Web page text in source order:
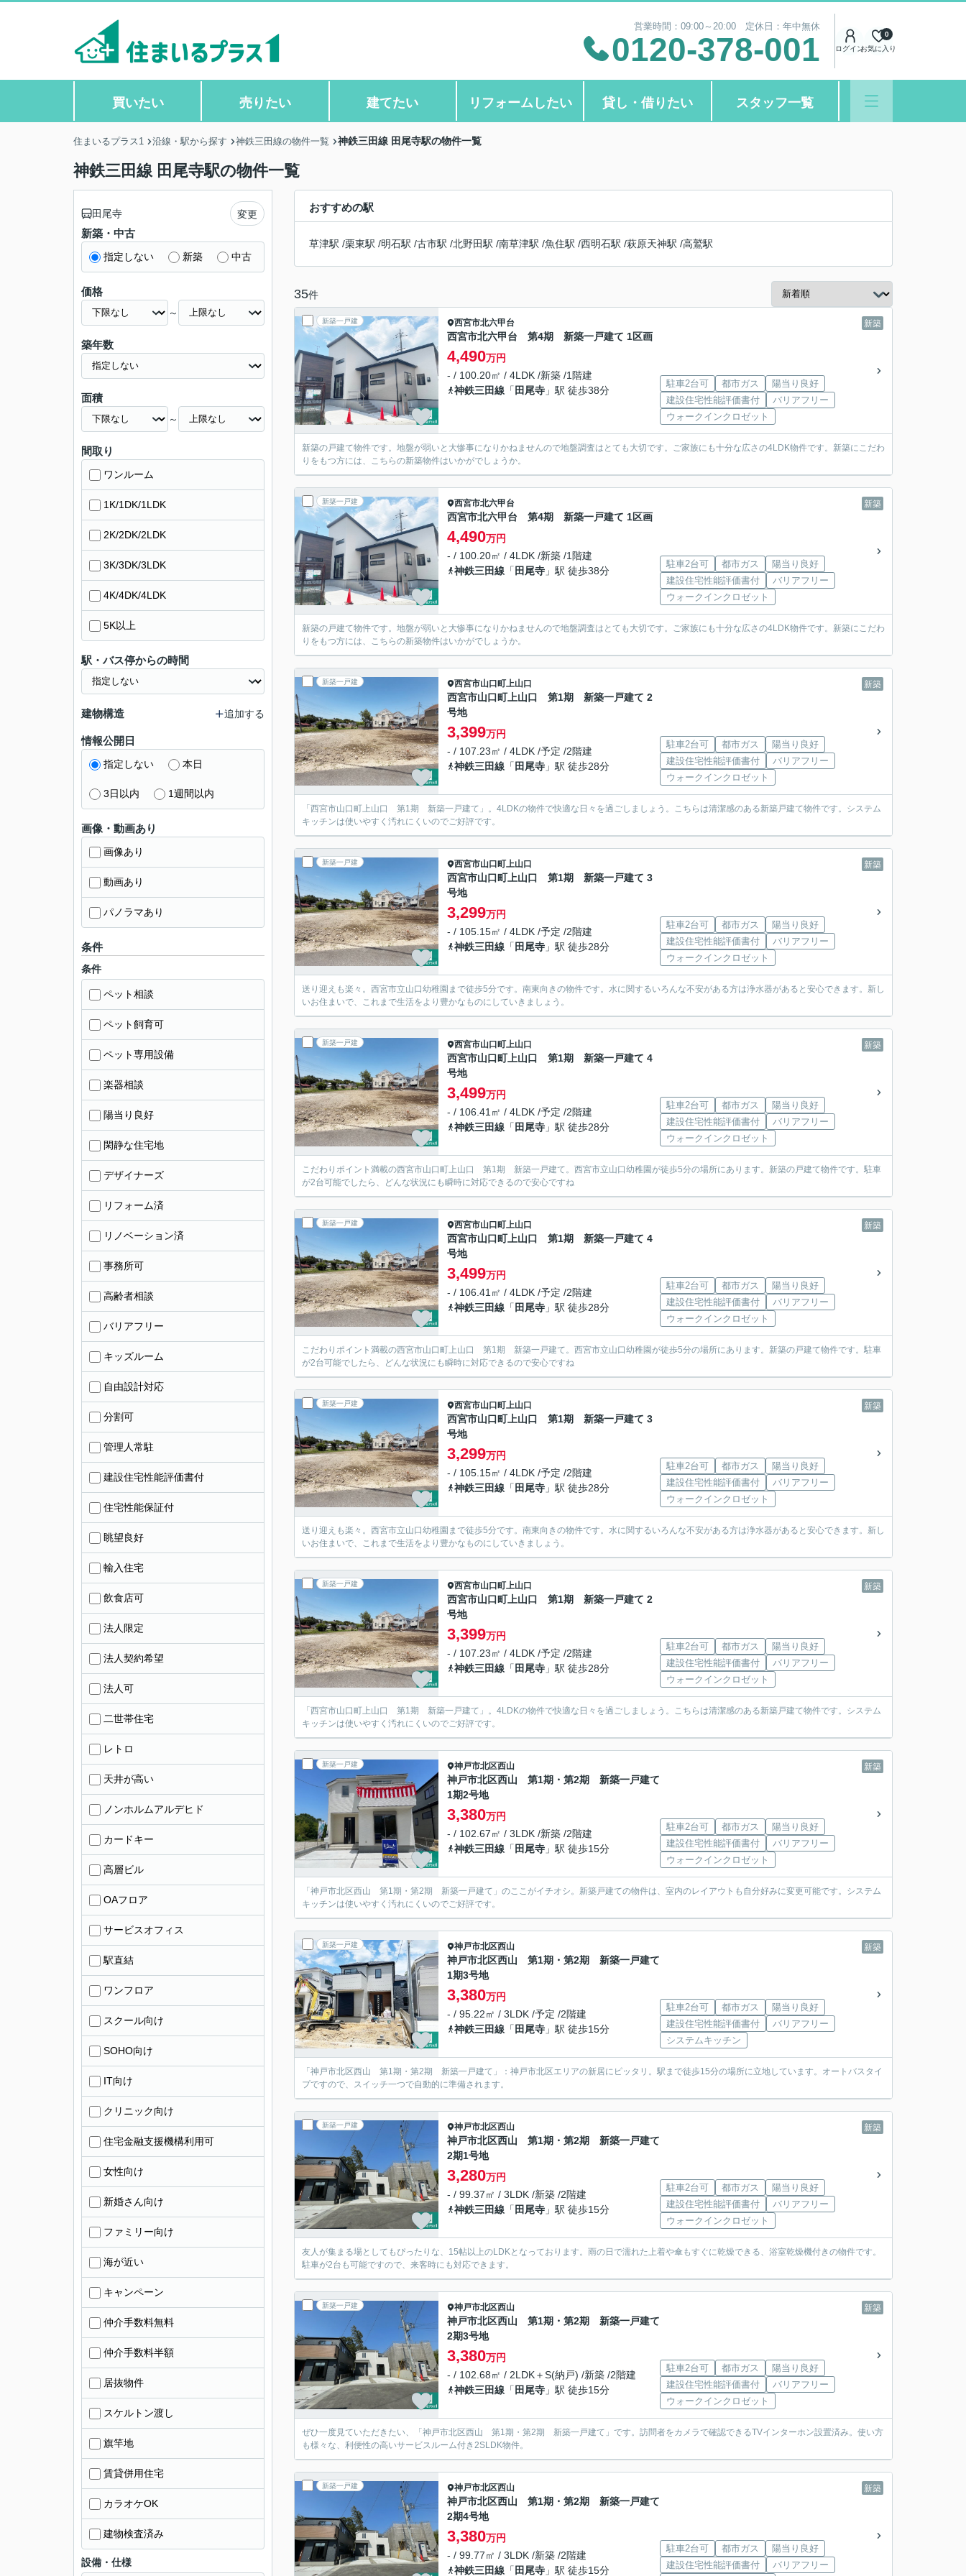
営業時間：09:00～20:00 定休日：年中無休
0120-378-001 ログインお気に入り
0
買いたい 売りたい 建てたい リフォームしたい 貸し・借りたい スタッフ一覧
住まいるプラス1 沿線・駅から探す 神鉄三田線の物件一覧 神鉄三田線 田尾寺駅の物件一覧
神鉄三田線 田尾寺駅の物件一覧
おすすめの駅
草津駅 /栗東駅 /明石駅 /古市駅 /北野田駅 /南草津駅 /魚住駅 /西明石駅 /萩原天神駅 /高鷲駅
35件
新築一戸建 新築
西宮市北六甲台
西宮市北六甲台 第4期 新築一戸建て 1区画
4,490万円
- / 100.20㎡ / 4LDK /新築 /1階建
神鉄三田線 「 田尾寺 」駅 徒歩38分
駐車2台可 都市ガス
陽当り良好
建設住宅性能評価書付
バリアフリー
ウォークインクロゼット
新築の戸建て物件です。地盤が弱いと大惨事になりかねませんので地盤調査はとても大切です。ご家族にも十分な広さの4LDK物件です。新築にこだわ
りをもつ方には、こちらの新築物件はいかがでしょうか。
新築一戸建 新築
西宮市北六甲台
西宮市北六甲台 第4期 新築一戸建て 1区画
4,490万円
- / 100.20㎡ / 4LDK /新築 /1階建
神鉄三田線 「 田尾寺 」駅 徒歩38分
駐車2台可 都市ガス
陽当り良好
建設住宅性能評価書付
バリアフリー
ウォークインクロゼット
新築の戸建て物件です。地盤が弱いと大惨事になりかねませんので地盤調査はとても大切です。ご家族にも十分な広さの4LDK物件です。新築にこだわ
りをもつ方には、こちらの新築物件はいかがでしょうか。
新築一戸建 新築
西宮市山口町上山口
西宮市山口町上山口 第1期 新築一戸建て 2
号地
3,399万円
- / 107.23㎡ / 4LDK /予定 /2階建
神鉄三田線 「 田尾寺 」駅 徒歩28分
駐車2台可 都市ガス
陽当り良好
建設住宅性能評価書付
バリアフリー
ウォークインクロゼット
「西宮市山口町上山口 第1期 新築一戸建て」。4LDKの物件で快適な日々を過ごしましょう。こちらは清潔感のある新築戸建て物件です。システム
キッチンは使いやすく汚れにくいのでご好評です。
新築一戸建 新築
西宮市山口町上山口
西宮市山口町上山口 第1期 新築一戸建て 3
号地
3,299万円
- / 105.15㎡ / 4LDK /予定 /2階建
神鉄三田線 「 田尾寺 」駅 徒歩28分
駐車2台可 都市ガス
陽当り良好
建設住宅性能評価書付
バリアフリー
ウォークインクロゼット
送り迎えも楽々。西宮市立山口幼稚園まで徒歩5分です。南東向きの物件です。水に関するいろんな不安がある方は浄水器があると安心できます。新し
いお住まいで、これまで生活をより豊かなものにしていきましょう。
新築一戸建 新築
西宮市山口町上山口
西宮市山口町上山口 第1期 新築一戸建て 4
号地
3,499万円
- / 106.41㎡ / 4LDK /予定 /2階建
神鉄三田線 「 田尾寺 」駅 徒歩28分
駐車2台可 都市ガス
陽当り良好
建設住宅性能評価書付
バリアフリー
ウォークインクロゼット
こだわりポイント満載の西宮市山口町上山口 第1期 新築一戸建て。西宮市立山口幼稚園が徒歩5分の場所にあります。新築の戸建て物件です。駐車
が2台可能でしたら、どんな状況にも瞬時に対応できるので安心ですね
新築一戸建 新築
西宮市山口町上山口
西宮市山口町上山口 第1期 新築一戸建て 4
号地
3,499万円
- / 106.41㎡ / 4LDK /予定 /2階建
神鉄三田線 「 田尾寺 」駅 徒歩28分
駐車2台可 都市ガス
陽当り良好
建設住宅性能評価書付
バリアフリー
ウォークインクロゼット
こだわりポイント満載の西宮市山口町上山口 第1期 新築一戸建て。西宮市立山口幼稚園が徒歩5分の場所にあります。新築の戸建て物件です。駐車
が2台可能でしたら、どんな状況にも瞬時に対応できるので安心ですね
新築一戸建 新築
西宮市山口町上山口
西宮市山口町上山口 第1期 新築一戸建て 3
号地
3,299万円
- / 105.15㎡ / 4LDK /予定 /2階建
神鉄三田線 「 田尾寺 」駅 徒歩28分
駐車2台可 都市ガス
陽当り良好
建設住宅性能評価書付
バリアフリー
ウォークインクロゼット
送り迎えも楽々。西宮市立山口幼稚園まで徒歩5分です。南東向きの物件です。水に関するいろんな不安がある方は浄水器があると安心できます。新し
いお住まいで、これまで生活をより豊かなものにしていきましょう。
新築一戸建 新築
西宮市山口町上山口
西宮市山口町上山口 第1期 新築一戸建て 2
号地
3,399万円
- / 107.23㎡ / 4LDK /予定 /2階建
神鉄三田線 「 田尾寺 」駅 徒歩28分
駐車2台可 都市ガス
陽当り良好
建設住宅性能評価書付
バリアフリー
ウォークインクロゼット
「西宮市山口町上山口 第1期 新築一戸建て」。4LDKの物件で快適な日々を過ごしましょう。こちらは清潔感のある新築戸建て物件です。システム
キッチンは使いやすく汚れにくいのでご好評です。
新築一戸建 新築
神戸市北区西山
神戸市北区西山 第1期・第2期 新築一戸建て
1期2号地
3,380万円
- / 102.67㎡ / 3LDK /新築 /2階建
神鉄三田線 「 田尾寺 」駅 徒歩15分
駐車2台可 都市ガス
陽当り良好
建設住宅性能評価書付
バリアフリー
ウォークインクロゼット
「神戸市北区西山 第1期・第2期 新築一戸建て」のここがイチオシ。新築戸建ての物件は、室内のレイアウトも自分好みに変更可能です。システム
キッチンは使いやすく汚れにくいのでご好評です。
新築一戸建 新築
神戸市北区西山
神戸市北区西山 第1期・第2期 新築一戸建て
1期3号地
3,380万円
- / 95.22㎡ / 3LDK /予定 /2階建
神鉄三田線 「 田尾寺 」駅 徒歩15分
駐車2台可 都市ガス
陽当り良好
建設住宅性能評価書付
バリアフリー
システムキッチン
「神戸市北区西山 第1期・第2期 新築一戸建て」：神戸市北区エリアの新居にピッタリ。駅まで徒歩15分の場所に立地しています。オートバスタイ
プですので、スイッチ一つで自動的に準備されます。
新築一戸建 新築
神戸市北区西山
神戸市北区西山 第1期・第2期 新築一戸建て
2期1号地
3,280万円
- / 99.37㎡ / 3LDK /新築 /2階建
神鉄三田線 「 田尾寺 」駅 徒歩15分
駐車2台可 都市ガス
陽当り良好
建設住宅性能評価書付
バリアフリー
ウォークインクロゼット
友人が集まる場としてもぴったりな、15帖以上のLDKとなっております。雨の日で濡れた上着や傘もすぐに乾燥できる、浴室乾燥機付きの物件です。
駐車が2台も可能ですので、来客時にも対応できます。
新築一戸建 新築
神戸市北区西山
神戸市北区西山 第1期・第2期 新築一戸建て
2期3号地
3,380万円
- / 102.68㎡ / 2LDK＋S(納戸) /新築 /2階建
神鉄三田線 「 田尾寺 」駅 徒歩15分
駐車2台可 都市ガス
陽当り良好
建設住宅性能評価書付
バリアフリー
ウォークインクロゼット
ぜひ一度見ていただきたい、「神戸市北区西山 第1期・第2期 新築一戸建て」です。訪問者をカメラで確認できるTVインターホン設置済み。使い方
も様々な、利便性の高いサービスルーム付き2SLDK物件。
新築一戸建 新築
神戸市北区西山
神戸市北区西山 第1期・第2期 新築一戸建て
2期4号地
3,380万円
- / 99.77㎡ / 3LDK /新築 /2階建
神鉄三田線 「 田尾寺 」駅 徒歩15分
駐車2台可 都市ガス
陽当り良好
建設住宅性能評価書付
バリアフリー
田尾寺 変更
新築・中古
指定しない 新築 中古
価格
～
築年数
面積
～
間取り
ワンルーム
1K/1DK/1LDK
2K/2DK/2LDK
3K/3DK/3LDK
4K/4DK/4LDK
5K以上
駅・バス停からの時間
建物構造 追加する
情報公開日
指定しない 本日
3日以内 1週間以内
画像・動画あり
画像あり
動画あり
パノラマあり
条件
条件
ペット相談
ペット飼育可
ペット専用設備
楽器相談
陽当り良好
閑静な住宅地
デザイナーズ
リフォーム済
リノベーション済
事務所可
高齢者相談
バリアフリー
キッズルーム
自由設計対応
分割可
管理人常駐
建設住宅性能評価書付
住宅性能保証付
眺望良好
輸入住宅
飲食店可
法人限定
法人契約希望
法人可
二世帯住宅
レトロ
天井が高い
ノンホルムアルデヒド
カードキー
高層ビル
OAフロア
サービスオフィス
駅直結
ワンフロア
スクール向け
SOHO向け
IT向け
クリニック向け
住宅金融支援機構利用可
女性向け
新婚さん向け
ファミリー向け
海が近い
キャンペーン
仲介手数料無料
仲介手数料半額
居抜物件
スケルトン渡し
旗竿地
賃貸併用住宅
カラオケOK
建物検査済み
設備・仕様